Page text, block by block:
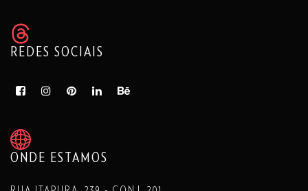
REDES SOCIAIS
ONDE ESTAMOS